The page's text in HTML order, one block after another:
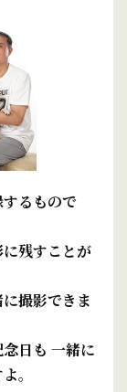
るもので
残すことが
撮影できま
日も 一緒に
。